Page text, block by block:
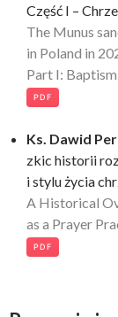
Część I –
The Munus
in Poland in
Part I:
PDF
Ks. Dawid
zkic historii
i stylu życia
A Historical
as a Prayer
PDF